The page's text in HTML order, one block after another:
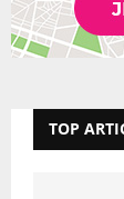
TOP